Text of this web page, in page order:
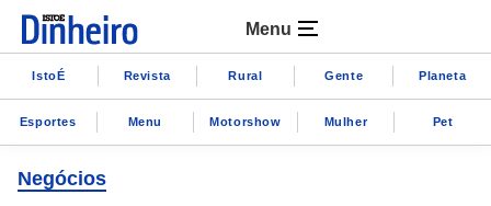
Menu
IstoÉ Revista Rural Gente Planeta
Esportes Menu Motorshow Mulher Pet
Negócios